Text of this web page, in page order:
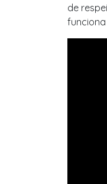
de
funciona